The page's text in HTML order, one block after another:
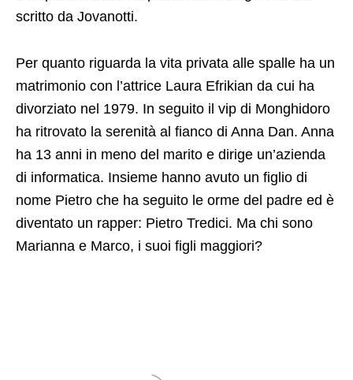
scritto da Jovanotti.
Per quanto riguarda la vita privata alle spalle ha un
matrimonio con l’attrice Laura Efrikian da cui ha
divorziato nel 1979. In seguito il vip di Monghidoro
ha ritrovato la serenità al fianco di Anna Dan. Anna
ha 13 anni in meno del marito e dirige un’azienda
di informatica. Insieme hanno avuto un figlio di
nome Pietro che ha seguito le orme del padre ed è
diventato un rapper: Pietro Tredici. Ma chi sono
Marianna e Marco, i suoi figli maggiori?